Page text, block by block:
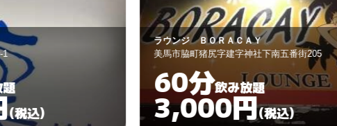
ラウンジ ＢＯＲＡＣＡＹ
美馬市脇町猪尻字建字神社下南五番街205
60分飲み放題
3,000円(税込)